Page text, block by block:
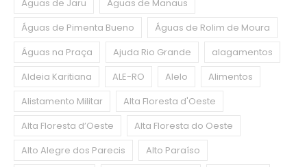
Águas de Jaru
Águas de Manaus
Águas de Pimenta Bueno
Águas de Rolim de Moura
Águas na Praça
Ajuda Rio Grande
alagamentos
Aldeia Karitiana
ALE-RO Alelo
Alimentos
Alistamento Militar
Alta Floresta d'Oeste
Alta Floresta d’Oeste
Alta Floresta do Oeste
Alto Alegre dos Parecis
Alto Paraíso